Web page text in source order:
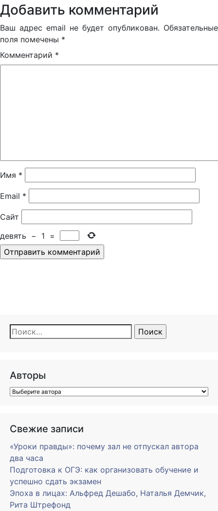
Добавить комментарий
Ваш адрес email не будет опубликован. Обязательные
поля помечены *
Комментарий *
Имя *
Email *
Сайт
девять − 1 =
Найти:
Авторы
Свежие записи
«Уроки правды»: почему зал не отпускал автора
два часа
Подготовка к ОГЭ: как организовать обучение и
успешно сдать экзамен
Эпоха в лицах: Альфред Дешабо, Наталья Демчик,
Рита Штрефонд